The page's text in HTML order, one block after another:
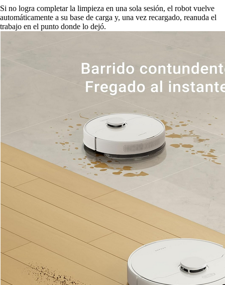
Si no logra completar la limpieza en una sola sesión, el robot vuelve
automáticamente a su base de carga y, una vez recargado, reanuda el
trabajo en el punto donde lo dejó.